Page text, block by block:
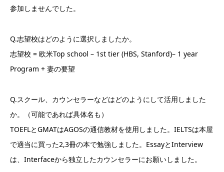
参加しませんでした。
Q.志望校はどのように選択しましたか。
志望校 = 欧米Top school – 1st tier (HBS, Stanford)– 1 year
Program + 妻の要望
Q.スクール、カウンセラーなどはどのようにして活用しました
か。（可能であれば具体名も）
TOEFLとGMATはAGOSの通信教材を使用しました。IELTSは本屋
で適当に買った2,3冊の本で勉強しました。EssayとInterview
は、Interfaceから独立したカウンセラーにお願いしました。